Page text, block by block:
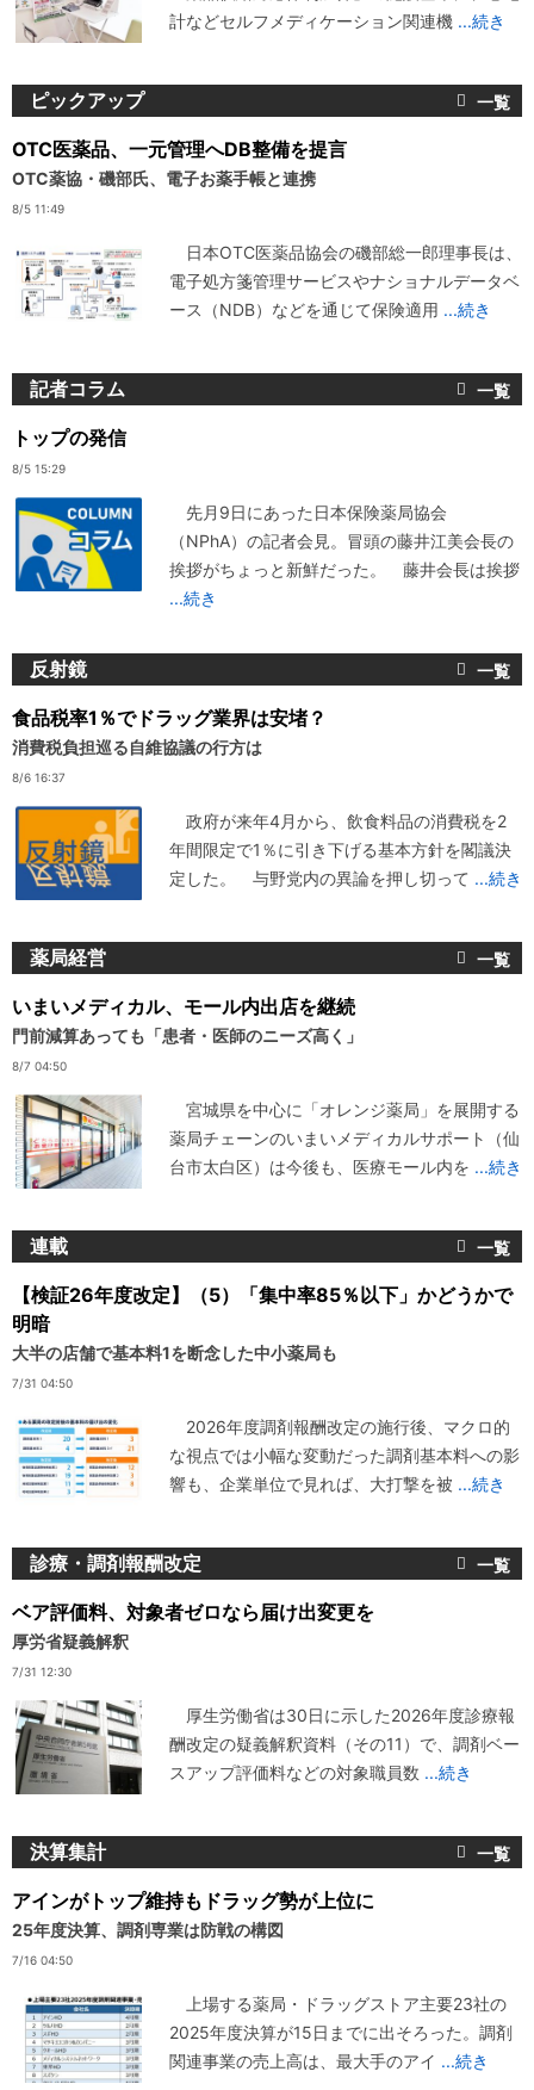
計などセルフメディケーション関連機 ...続き
ピックアップ
OTC医薬品、一元管理へDB整備を提言
OTC薬協・磯部氏、電子お薬手帳と連携
8/5 11:49
日本OTC医薬品協会の磯部総一郎理事長は、
電子処方箋管理サービスやナショナルデータベ
ース（NDB）などを通じて保険適用 ...続き
記者コラム
トップの発信
8/5 15:29
先月9日にあった日本保険薬局協会
（NPhA）の記者会見。冒頭の藤井江美会長の
挨拶がちょっと新鮮だった。 藤井会長は挨拶
...続き
反射鏡
食品税率1％でドラッグ業界は安堵？
消費税負担巡る自維協議の行方は
8/6 16:37
政府が来年4月から、飲食料品の消費税を2
年間限定で1％に引き下げる基本方針を閣議決
定した。 与野党内の異論を押し切って ...続き
薬局経営
いまいメディカル、モール内出店を継続
門前減算あっても「患者・医師のニーズ高く」
8/7 04:50
宮城県を中心に「オレンジ薬局」を展開する
薬局チェーンのいまいメディカルサポート（仙
台市太白区）は今後も、医療モール内を ...続き
連載
【検証26年度改定】（5）「集中率85％以下」かどうかで
明暗
大半の店舗で基本料1を断念した中小薬局も
7/31 04:50
2026年度調剤報酬改定の施行後、マクロ的
な視点では小幅な変動だった調剤基本料への影
響も、企業単位で見れば、大打撃を被 ...続き
診療・調剤報酬改定
ベア評価料、対象者ゼロなら届け出変更を
厚労省疑義解釈
7/31 12:30
厚生労働省は30日に示した2026年度診療報
酬改定の疑義解釈資料（その11）で、調剤ベー
スアップ評価料などの対象職員数 ...続き
決算集計
アインがトップ維持もドラッグ勢が上位に
25年度決算、調剤専業は防戦の構図
7/16 04:50
上場する薬局・ドラッグストア主要23社の
2025年度決算が15日までに出そろった。調剤
関連事業の売上高は、最大手のアイ ...続き